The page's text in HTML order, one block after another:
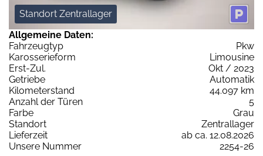
Standort Zentrallager
Allgemeine Daten:
Fahrzeugtyp
Pkw
Karosserieform
Limousine
Erst-Zul.
Okt / 2023
Getriebe
Automatik
Kilometerstand
44.097 km
Anzahl der Türen
5
Farbe
Grau
Standort
Zentrallager
Lieferzeit
ab ca. 12.08.2026
Unsere Nummer
2254-26